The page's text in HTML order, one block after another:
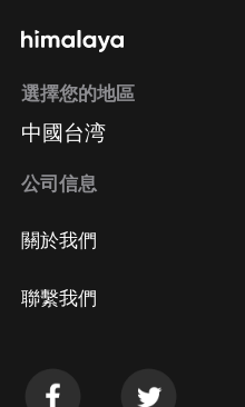
選擇您的地區
中國台湾
公司信息
關於我們
聯繫我們